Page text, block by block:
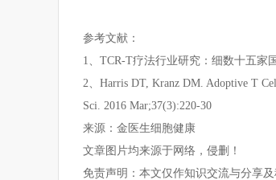
参考文献：
1、TCR-T疗法行业研究：细数十五家
2、Harris DT, Kranz DM. Adoptive T
Sci. 2016 Mar;37(3):220-30
来源：金医生细胞健康
文章图片均来源于网络，侵删！
免责声明：本文仅作知识交流与分享